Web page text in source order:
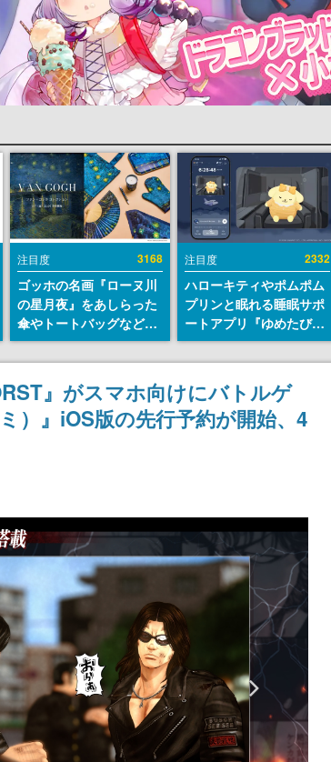
注目度 3168
ゴッホの名画『ローヌ川
の星月夜』をあしらった
傘やトートバッグなどが
登場。8月7日21時より2
日間限定で予約販売
注目度 2332
ハローキティやポムポム
プリンと眠れる睡眠サポ
ートアプリ『ゆめたび』
が配信中。キャラごとの
ASMRや目覚ましアラー
ムも搭載
』がスマホ向けにバトルゲ
）』iOS版の先行予約が開始、4